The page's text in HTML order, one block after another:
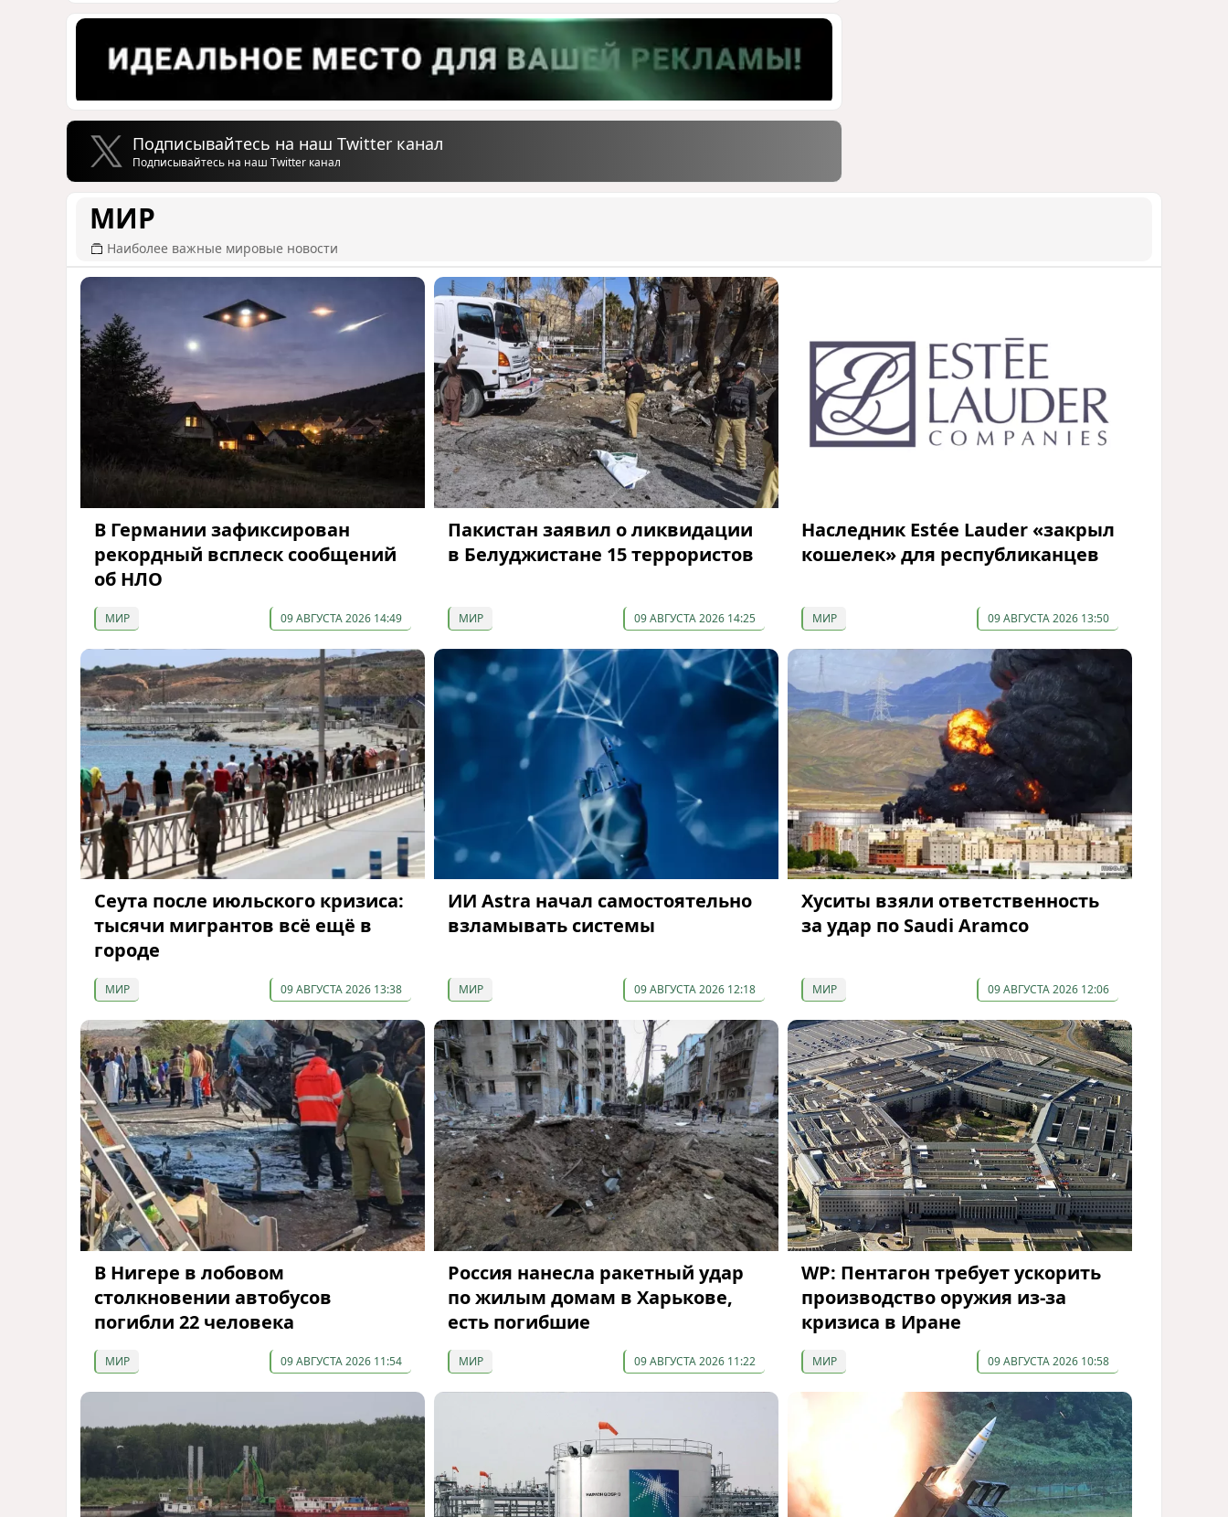
Подписывайтесь на наш Twitter канал
Подписывайтесь на наш Twitter канал
МИР
Наиболее важные мировые новости
В Германии зафиксирован
рекордный всплеск сообщений
об НЛО
МИР 09 АВГУСТА 2026 14:49
Пакистан заявил о ликвидации
в Белуджистане 15 террористов
МИР 09 АВГУСТА 2026 14:25
Наследник Estée Lauder «закрыл
кошелек» для республиканцев
МИР 09 АВГУСТА 2026 13:50
Сеута после июльского кризиса:
тысячи мигрантов всё ещё в
городе
МИР 09 АВГУСТА 2026 13:38
ИИ Astra начал самостоятельно
взламывать системы
МИР 09 АВГУСТА 2026 12:18
Хуситы взяли ответственность
за удар по Saudi Aramco
МИР 09 АВГУСТА 2026 12:06
В Нигере в лобовом
столкновении автобусов
погибли 22 человека
МИР 09 АВГУСТА 2026 11:54
Россия нанесла ракетный удар
по жилым домам в Харькове,
есть погибшие
МИР 09 АВГУСТА 2026 11:22
WP: Пентагон требует ускорить
производство оружия из-за
кризиса в Иране
МИР 09 АВГУСТА 2026 10:58